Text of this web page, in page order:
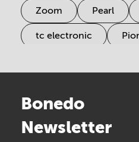
Zoom Pearl
tc electronic
Arturia
the t.bone
Bonedo
Newsletter